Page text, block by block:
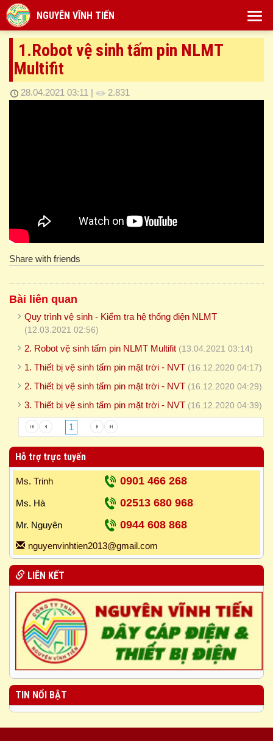
NGUYÊN VĨNH TIẾN
1.Robot vệ sinh tấm pin NLMT
Multifit
28.04.2021 03:11 | 2.831
Share with friends
Bài liên quan
Quy trình vệ sinh - Kiểm tra hệ thống điện NLMT
(12.03.2021 02:56)
2. Robot vệ sinh tấm pin NLMT Multifit (13.04.2021 03:14)
1. Thiết bị vệ sinh tấm pin mặt trời - NVT (16.12.2020 04:17)
2. Thiết bị vệ sinh tấm pin mặt trời - NVT (16.12.2020 04:29)
3. Thiết bị vệ sinh tấm pin mặt trời - NVT (16.12.2020 04:39)
1
Hỗ trợ trực tuyến
Ms. Trinh 0901 466 268
Ms. Hà 02513 680 968
Mr. Nguyên 0944 608 868
nguyenvinhtien2013@gmail.com
LIÊN KẾT
TIN NỔI BẬT